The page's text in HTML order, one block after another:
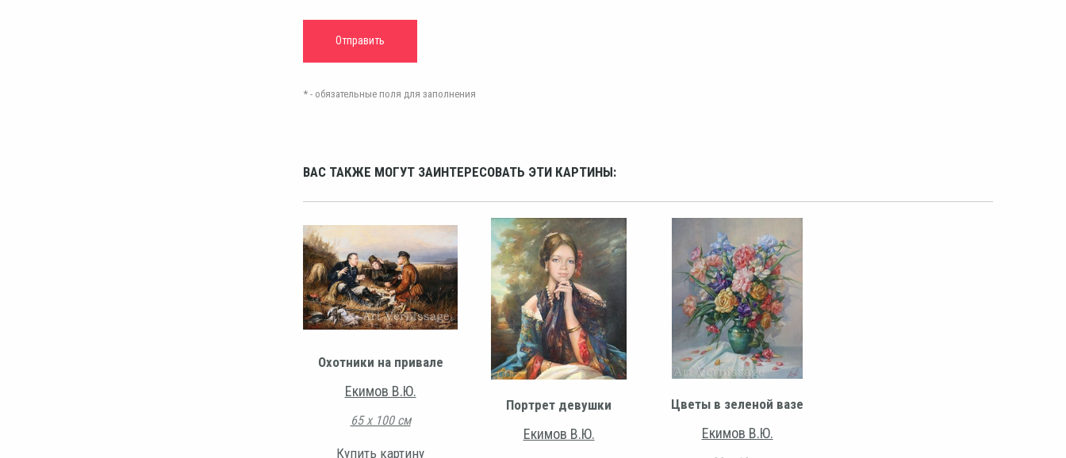
* - обязательные поля для заполнения
ВАС ТАКЖЕ МОГУТ ЗАИНТЕРЕСОВАТЬ ЭТИ КАРТИНЫ:
Охотники на привале
Екимов В.Ю.
65 х 100 см
Купить картину
Портрет девушки
Екимов В.Ю.
Цветы в зеленой вазе
Екимов В.Ю.